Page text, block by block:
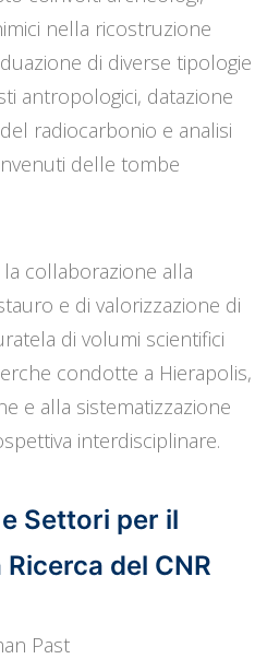
nella ricostruzione
di diverse tipologie
antropologici, datazione
radiocarbonio e analisi
delle tombe
collaborazione alla
e di valorizzazione di
di volumi scientifici
condotte a Hierapolis,
e alla sistematizzazione
interdisciplinare.
Settori per il
del CNR
Past